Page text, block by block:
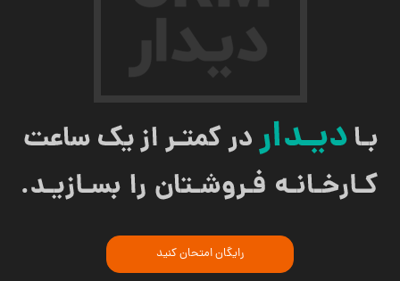
رایگان امتحان کنید